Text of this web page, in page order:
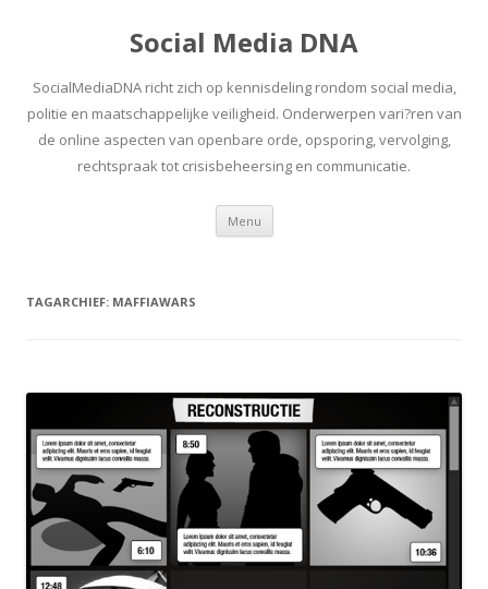
Social Media DNA
SocialMediaDNA richt zich op kennisdeling rondom social media,
politie en maatschappelijke veiligheid. Onderwerpen vari?ren van
de online aspecten van openbare orde, opsporing, vervolging,
rechtspraak tot crisisbeheersing en communicatie.
Menu Spring
inhoud
TAGARCHIEF: MAFFIAWARS